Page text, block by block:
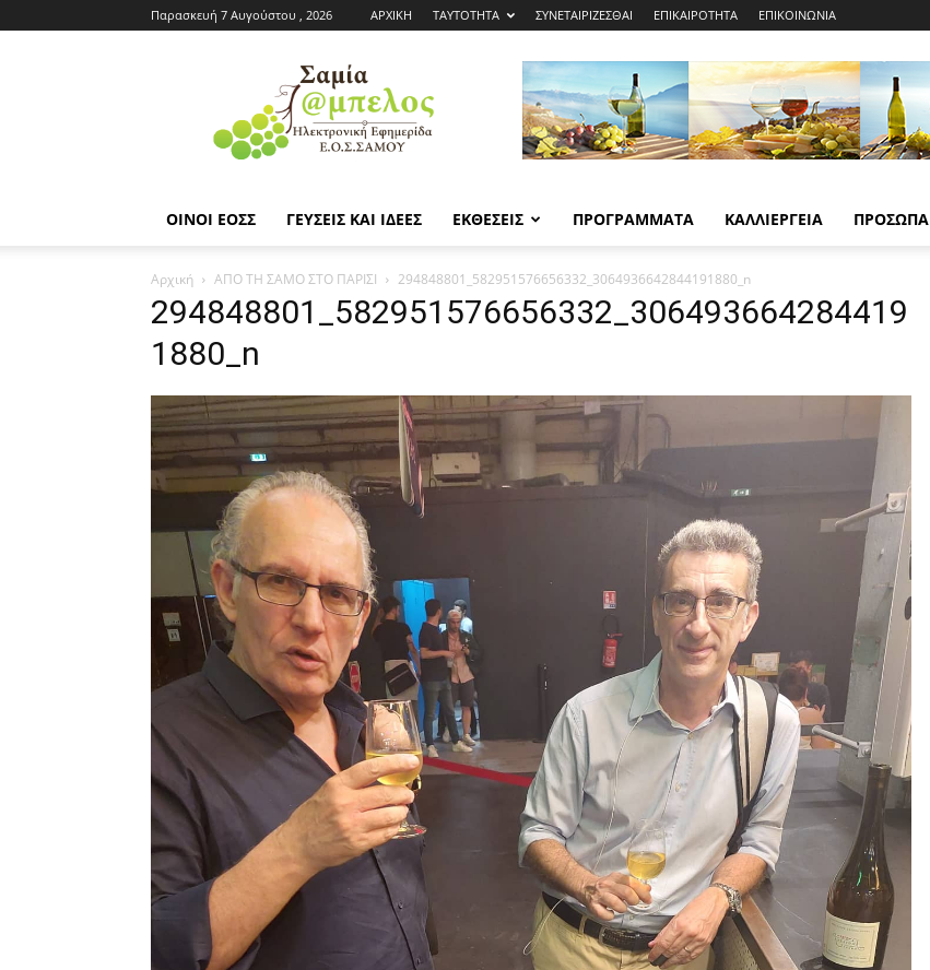
Παρασκευή 7 Αυγούστου , 2026 ΑΡΧΙΚΗ ΤΑΥΤΟΤΗΤΑ ΣΥΝΕΤΑΙΡΙΖΕΣΘΑΙ ΕΠΙΚΑΙΡΟΤΗΤΑ ΕΠΙΚΟΙΝΩΝΙΑ
Εφημερίδα
ΕΟΣΣ
|
Σαμία
ΟΙΝΟΙ ΕΟΣΣ ΓΕΥΣΕΙΣ ΚΑΙ ΙΔΕΕΣ ΕΚΘΕΣΕΙΣ ΠΡΟΓΡΑΜΜΑΤΑ ΚΑΛΛΙΕΡΓΕΙΑ ΠΡΟΣΩΠΑ
Αρχική ΑΠΟ ΤΗ ΣΑΜΟ ΣΤΟ ΠΑΡΙΣΙ 294848801_582951576656332_3064936642844191880_n
294848801_582951576656332_306493664284419
1880_n